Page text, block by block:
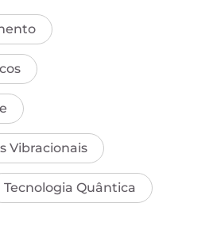
Vibracionais
Tecnologia Quântica